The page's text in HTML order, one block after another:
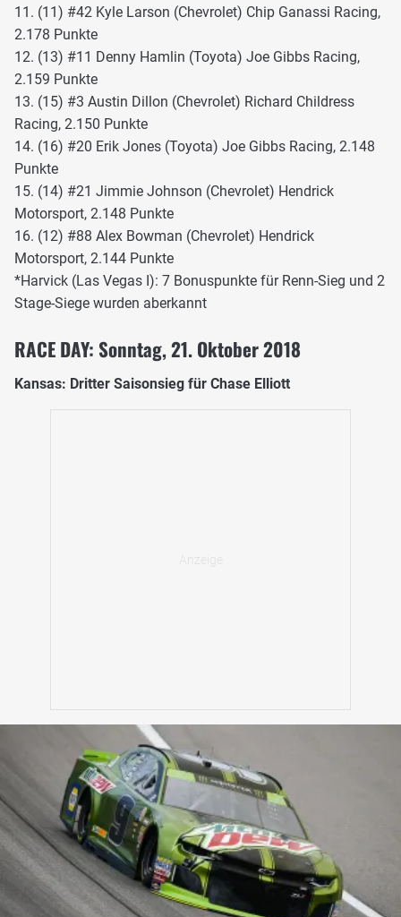
11. (11) #42 Kyle Larson (Chevrolet) Chip Ganassi Racing,
2.178 Punkte
12. (13) #11 Denny Hamlin (Toyota) Joe Gibbs Racing,
2.159 Punkte
13. (15) #3 Austin Dillon (Chevrolet) Richard Childress
Racing, 2.150 Punkte
14. (16) #20 Erik Jones (Toyota) Joe Gibbs Racing, 2.148
Punkte
15. (14) #21 Jimmie Johnson (Chevrolet) Hendrick
Motorsport, 2.148 Punkte
16. (12) #88 Alex Bowman (Chevrolet) Hendrick
Motorsport, 2.144 Punkte
*Harvick (Las Vegas I): 7 Bonuspunkte für Renn-Sieg und 2
Stage-Siege wurden aberkannt
RACE DAY: Sonntag, 21. Oktober 2018
Kansas: Dritter Saisonsieg für Chase Elliott